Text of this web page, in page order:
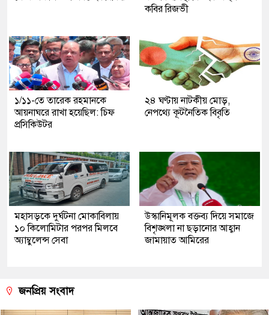
কবির রিজভী
১/১১-তে তারেক রহমানকে
আয়নাঘরে রাখা হয়েছিল: চিফ
প্রসিকিউটর
২৪ ঘণ্টায় নাটকীয় মোড়,
নেপথ্যে কূটনৈতিক বিবৃতি
মহাসড়কে দুর্ঘটনা মোকাবিলায়
১০ কিলোমিটার পরপর মিলবে
অ্যাম্বুলেন্স সেবা
উস্কানিমূলক বক্তব্য দিয়ে সমাজে
বিশৃঙ্খলা না ছড়ানোর আহ্বান
জামায়াত আমিরের
জনপ্রিয় সংবাদ